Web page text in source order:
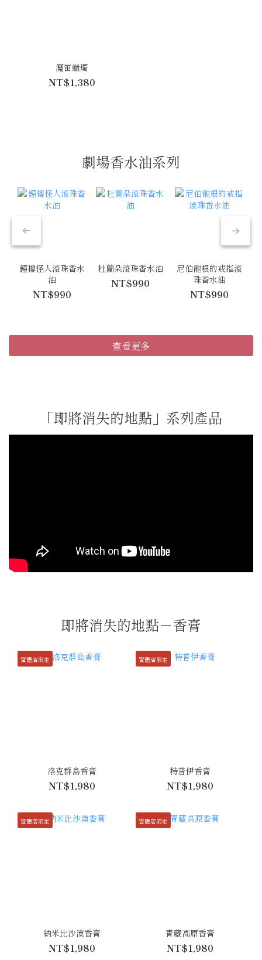
魔笛蠟燭
NT$1,380
劇場香水油系列
鐘樓怪人滾珠香水
油
NT$990
杜蘭朵滾珠香水油
NT$990
尼伯龍根的戒指滾
珠香水油
NT$990
查看更多
「即將消失的地點」系列產品
即將消失的地點－香膏
實體店限定
洛克群島香膏
NT$1,980
實體店限定
特普伊香膏
NT$1,980
實體店限定
納米比沙漠香膏
NT$1,980
實體店限定
青藏高原香膏
NT$1,980